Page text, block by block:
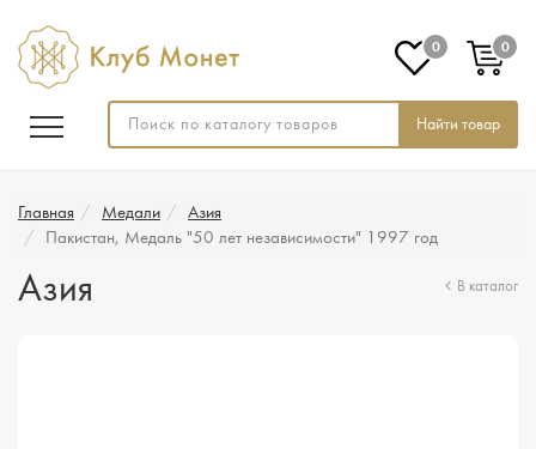
Найти товар
0 0
Главная Медали
Азия
Пакистан, Медаль "50 лет независимости" 1997 год
Азия В каталог